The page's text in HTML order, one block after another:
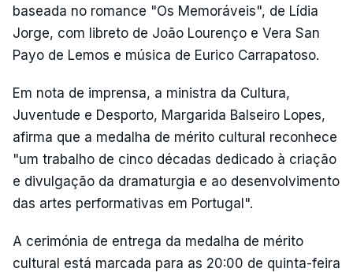
baseada no romance "Os Memoráveis", de Lídia
Jorge, com libreto de João Lourenço e Vera San
Payo de Lemos e música de Eurico Carrapatoso.
Em nota de imprensa, a ministra da Cultura,
Juventude e Desporto, Margarida Balseiro Lopes,
afirma que a medalha de mérito cultural reconhece
"um trabalho de cinco décadas dedicado à criação
e divulgação da dramaturgia e ao desenvolvimento
das artes performativas em Portugal".
A cerimónia de entrega da medalha de mérito
cultural está marcada para as 20:00 de quinta-feira